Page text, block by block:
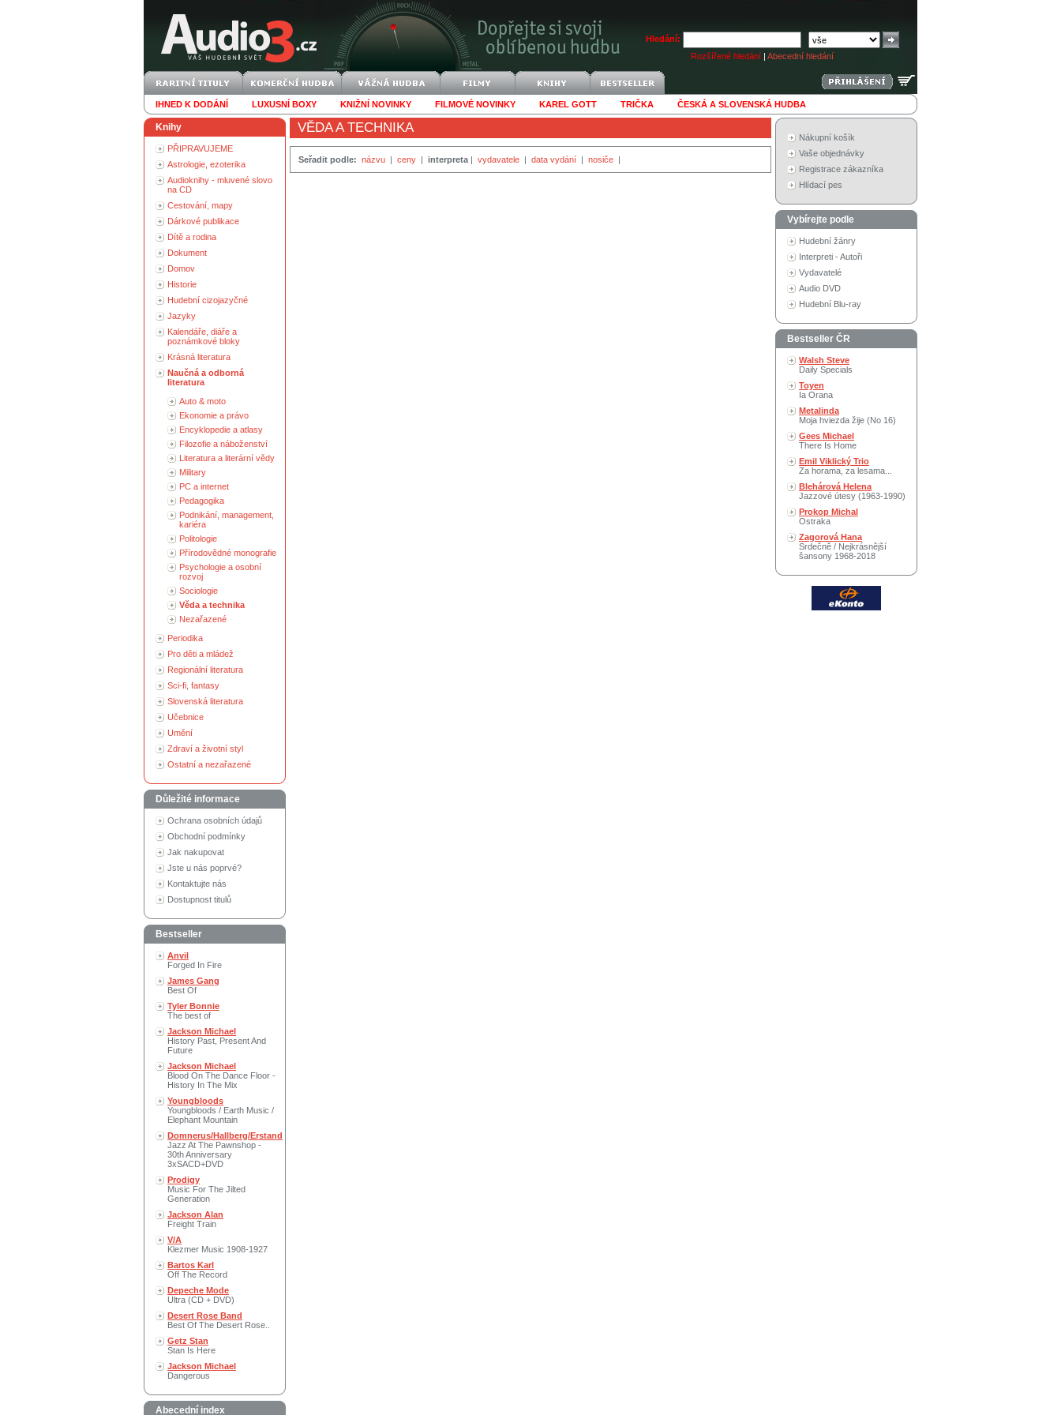
Hledání:
Rozšířené hledání | Abecední hledání
IHNED K DODÁNÍ LUXUSNÍ BOXY KNIŽNÍ NOVINKY FILMOVÉ NOVINKY KAREL GOTT TRIČKA ČESKÁ A SLOVENSKÁ HUDBA
Knihy
PŘIPRAVUJEME
Astrologie, ezoterika
Audioknihy - mluvené slovo
na CD
Cestování, mapy
Dárkové publikace
Dítě a rodina
Dokument
Domov
Historie
Hudební cizojazyčné
Jazyky
Kalendáře, diáře a
poznámkové bloky
Krásná literatura
Naučná a odborná
literatura
Auto & moto
Ekonomie a právo
Encyklopedie a atlasy
Filozofie a náboženství
Literatura a literární vědy
Military
PC a internet
Pedagogika
Podnikání, management,
kariéra
Politologie
Přírodovědné monografie
Psychologie a osobní
rozvoj
Sociologie
Věda a technika
Nezařazené
Periodika
Pro děti a mládež
Regionální literatura
Sci-fi, fantasy
Slovenská literatura
Učebnice
Umění
Zdraví a životní styl
Ostatní a nezařazené
Důležité informace
Ochrana osobních údajů
Obchodní podmínky
Jak nakupovat
Jste u nás poprvé?
Kontaktujte nás
Dostupnost titulů
Bestseller
Anvil
Forged In Fire
James Gang
Best Of
Tyler Bonnie
The best of
Jackson Michael
History Past, Present And
Future
Jackson Michael
Blood On The Dance Floor -
History In The Mix
Youngbloods
Youngbloods / Earth Music /
Elephant Mountain
Domnerus/Hallberg/Erstand
Jazz At The Pawnshop -
30th Anniversary
3xSACD+DVD
Prodigy
Music For The Jilted
Generation
Jackson Alan
Freight Train
V/A
Klezmer Music 1908-1927
Bartos Karl
Off The Record
Depeche Mode
Ultra (CD + DVD)
Desert Rose Band
Best Of The Desert Rose..
Getz Stan
Stan Is Here
Jackson Michael
Dangerous
Abecední index
VĚDA A TECHNIKA
Seřadit podle: názvu | ceny | interpreta | vydavatele | data vydání | nosiče |
Nákupní košík
Vaše objednávky
Registrace zákazníka
Hlídací pes
Vybírejte podle
Hudební žánry
Interpreti - Autoři
Vydavatelé
Audio DVD
Hudební Blu-ray
Bestseller ČR
Walsh Steve
Daily Specials
Toyen
Ia Orana
Metalinda
Moja hviezda žije (No 16)
Gees Michael
There Is Home
Emil Viklický Trio
Za horama, za lesama...
Blehárová Helena
Jazzové útesy (1963-1990)
Prokop Michal
Ostraka
Zagorová Hana
Srdečně / Nejkrásnější
šansony 1968-2018